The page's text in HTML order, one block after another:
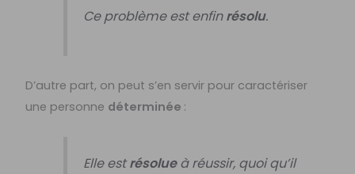
Ce problème est enfinrésolu.
D’autre part, on peut s’en servir pour caractériser
une personne déterminée :
Elle estrésolueà réussir, quoi qu’il